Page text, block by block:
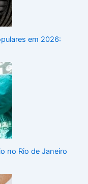
em 2026:
no Rio de Janeiro